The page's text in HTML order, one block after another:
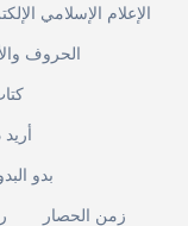
الإعلام الإسلامي
الحروف
بدو
زمن الحصار